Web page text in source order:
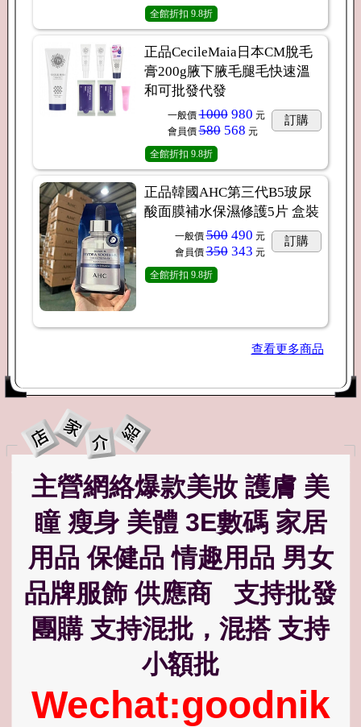
全館折扣 9.8折
正品CecileMaia日本CM脫毛
膏200g腋下腋毛腿毛快速溫
和可批發代發
一般價 1000980 元
會員價 580568 元
訂購
全館折扣 9.8折
正品韓國AHC第三代B5玻尿
酸面膜補水保濕修護5片 盒裝
一般價 500490 元
會員價 350343 元
訂購
全館折扣 9.8折
查看更多商品
主營網絡爆款美妝 護膚 美
瞳 瘦身 美體 3E數碼 家居
用品 保健品 情趣用品 男女
品牌服飾 供應商 支持批發
團購 支持混批，混搭 支持
小額批
Wechat:goodnik